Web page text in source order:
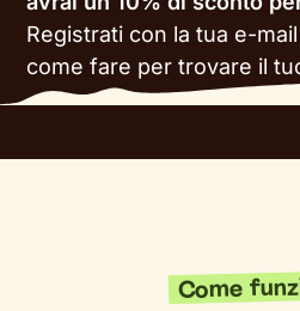
Registrati con la tua e-
come fare per trovare il
Come